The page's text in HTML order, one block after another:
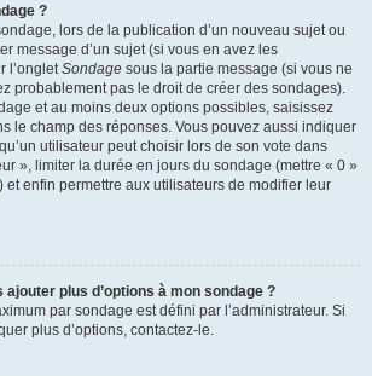
?
lors de la publication d’un nouveau sujet ou
message d’un sujet (si vous en avez les
l’ongletSondage sous la partie message (si vous ne
probablement pas le droit de créer des sondages).
et au moins deux options possibles, saisissez
le champ des réponses. Vous pouvez aussi indiquer
utilisateur peut choisir lors de son vote dans
», limiter la durée en jours du sondage (mettre « 0 »
enfin permettre aux utilisateurs de modifier leur
plus d’options à mon sondage ?
par sondage est défini par l’administrateur. Si
plus d’options, contactez-le.